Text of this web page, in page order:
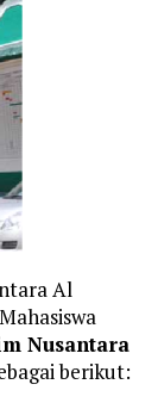
Al
Nusantara
berikut: